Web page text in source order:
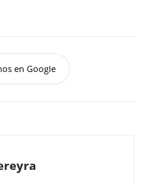
en Google